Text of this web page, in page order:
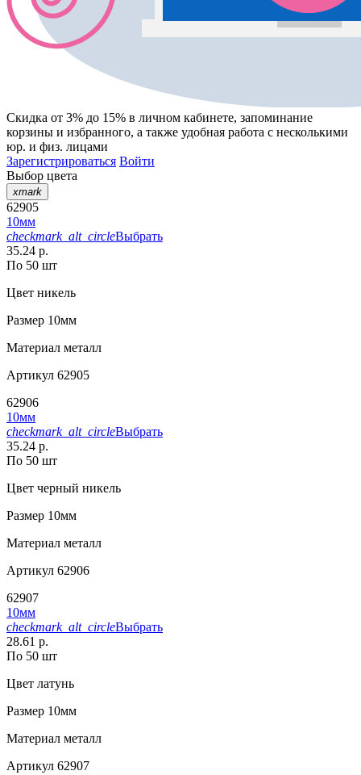
Скидка от 3% до 15% в личном кабинете, запоминание
корзины и избранного, а также удобная работа с несколькими
юр. и физ. лицами
Зарегистрироваться Войти
Выбор цвета
xmark
62905
10мм
checkmark_alt_circleВыбрать
35.24 р.
По 50 шт
Цвет никель
Размер 10мм
Материал металл
Артикул 62905
62906
10мм
checkmark_alt_circleВыбрать
35.24 р.
По 50 шт
Цвет черный никель
Размер 10мм
Материал металл
Артикул 62906
62907
10мм
checkmark_alt_circleВыбрать
28.61 р.
По 50 шт
Цвет латунь
Размер 10мм
Материал металл
Артикул 62907